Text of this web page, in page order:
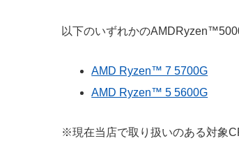
以下のいずれかの
AMD Ryzen™ 7 5700G
AMD Ryzen™ 5 5600G
※現在当店で取り扱いのある対象